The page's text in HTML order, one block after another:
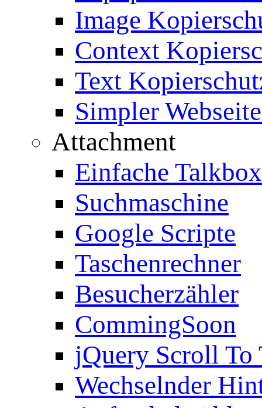
Image
Context
Text
Simpler
Attachment
Einfache Talkbox
Suchmaschine
Google Scripte
Taschenrechner
Besucherzähler
CommingSoon
jQuery Scroll To
Wechselnder